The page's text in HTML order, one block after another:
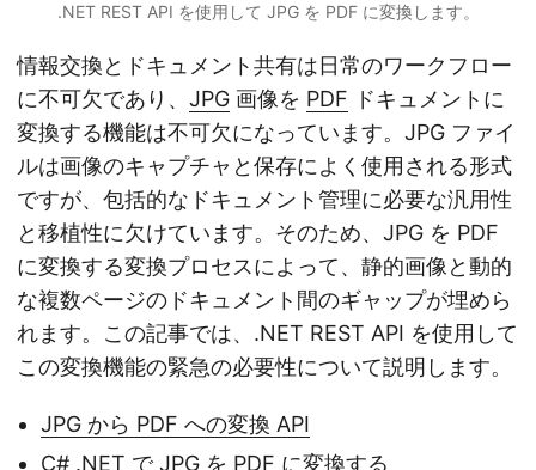
.NET REST API を使用して JPG を PDF に変換します。
情報交換とドキュメント共有は日常のワークフロー
に不可欠であり、 JPG 画像を PDF ドキュメントに
変換する機能は不可欠になっています。JPG ファイ
ルは画像のキャプチャと保存によく使用される形式
ですが、包括的なドキュメント管理に必要な汎用性
と移植性に欠けています。そのため、JPG を PDF
に変換する変換プロセスによって、静的画像と動的
な複数ページのドキュメント間のギャップが埋めら
れます。この記事では、.NET REST API を使用して
この変換機能の緊急の必要性について説明します。
JPG から PDF への変換 API
C# .NET で JPG を PDF に変換する